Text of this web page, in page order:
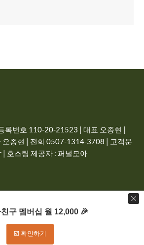
록번호 110-20-21523 | 대표 오종현 |
오종현 | 전화 0507-1314-3708 | 고객문
| 호스팅 제공자 : 퍼널모아
— truly premium WordPress themes
구 멤버십 월 12,000 🎉
☑️ 확인하기